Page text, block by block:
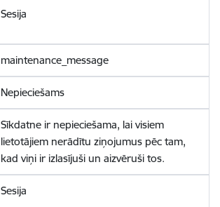
Sesija
maintenance_message
Nepieciešams
Sīkdatne ir nepieciešama, lai visiem
lietotājiem nerādītu ziņojumus pēc tam,
kad viņi ir izlasījuši un aizvēruši tos.
Sesija